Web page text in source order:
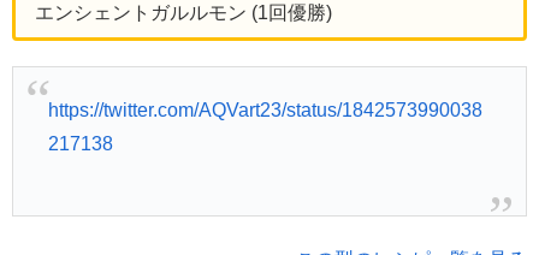
エンシェントガルルモン (1回優勝)
https://twitter.com/AQVart23/status/1842573990038
217138